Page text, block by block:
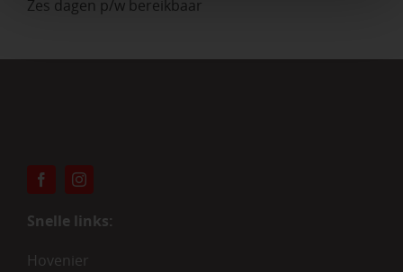
Zes dagen p/w bereikbaar
Snelle links:
Hovenier